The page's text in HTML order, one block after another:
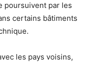
poursuivent par les
certains bâtiments
les pays voisins,